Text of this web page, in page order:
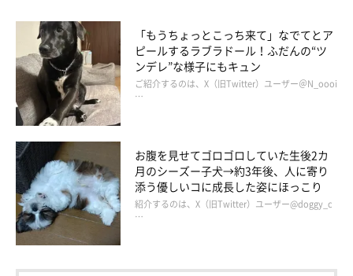
「もうちょっとこっち来て」なでてとア
ピールするラブラドール！ふだんの“ツ
ンデレ”な様子にもキュン
ご紹介するのは、X（旧Twitter）ユーザー＠N_oooi
…
お腹を見せてゴロゴロしていた生後2カ
月のシーズー子犬→約3年後、人に寄り
添う優しいコに成長した姿にほっこり
紹介するのは、X（旧Twitter）ユーザー@doggy_c
…